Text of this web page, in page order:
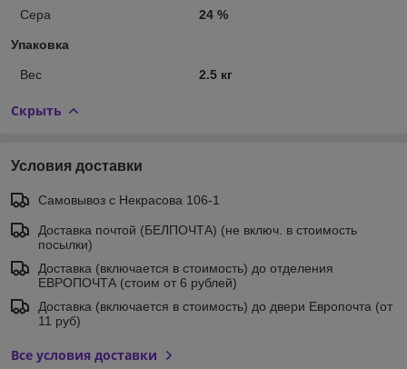
Сера 24 %
Упаковка
Вес 2.5 кг
Скрыть
Условия доставки
Самовывоз c Некрасова 106-1
Доставка почтой (БЕЛПОЧТА) (не включ. в стоимость
посылки)
Доставка (включается в стоимость) до отделения
ЕВРОПОЧТА (стоим от 6 рублей)
Доставка (включается в стоимость) до двери Европочта (от
11 руб)
Все условия доставки